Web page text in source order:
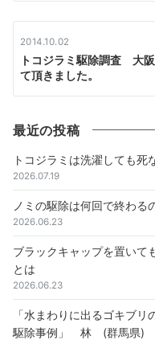
2014.10.02
トコジラミ駆除調査 大
て頂きました。
最近の投稿
トコジラミは洗濯しても死
2026.07.19
ノミの駆除は何回で終わる
2026.06.23
ブラックキャップを置いて
とは
2026.06.23
「水まわりに出るゴキブ
駆除事例」 林 (群馬県)